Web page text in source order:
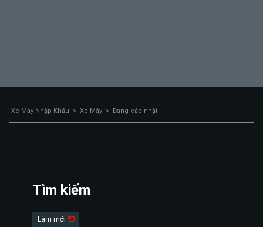
Xe Máy Nhập Khẩu > Xe Máy > Đang cập nhật
Tìm kiếm
Làm mới